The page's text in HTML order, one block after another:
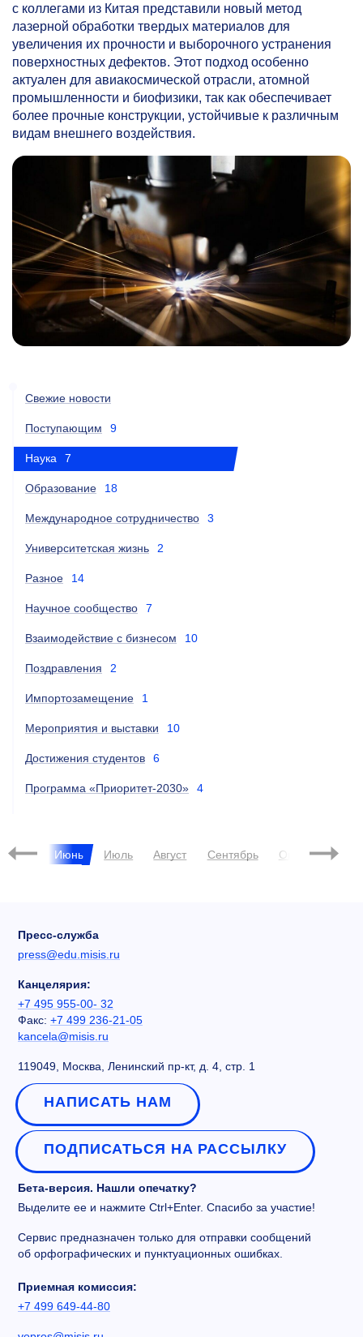
с коллегами из Китая представили новый метод
лазерной обработки твердых материалов для
увеличения их прочности и выборочного устранения
поверхностных дефектов. Этот подход особенно
актуален для авиакосмической отрасли, атомной
промышленности и биофизики, так как обеспечивает
более прочные конструкции, устойчивые к различным
видам внешнего воздействия.
Свежие новости
Поступающим 9
Наука 7
Образование 18
Международное сотрудничество 3
Университетская жизнь 2
Разное 14
Научное сообщество 7
Взаимодействие с бизнесом 10
Поздравления 2
Импортозамещение 1
Мероприятия и выставки 10
Достижения студентов 6
Программа «Приоритет-2030» 4
Май Июнь Июль Август Сентябрь Октябрь
Пресс-служба
press@edu.misis.ru
Канцелярия:
+7 495 955-00- 32
Факс: +7 499 236-21-05
kancela@misis.ru
119049, Москва, Ленинский пр-кт, д. 4, стр. 1
НАПИСАТЬ НАМ
ПОДПИСАТЬСЯ НА РАССЫЛКУ
Бета-версия. Нашли опечатку?
Выделите ее и нажмите Ctrl+Enter. Спасибо за участие!
Сервис предназначен только для отправки сообщений
об орфографических и пунктуационных ошибках.
Приемная комиссия:
+7 499 649-44-80